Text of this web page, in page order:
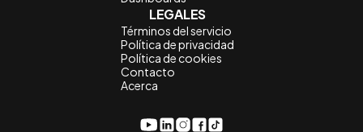
LEGALES
Términos del servicio
Política de privacidad
Política de cookies
Contacto
Acerca